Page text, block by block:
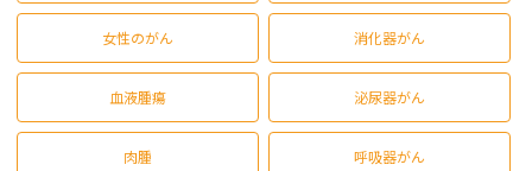
女性のがん 消化器がん
血液腫瘍 泌尿器がん
肉腫 呼吸器がん